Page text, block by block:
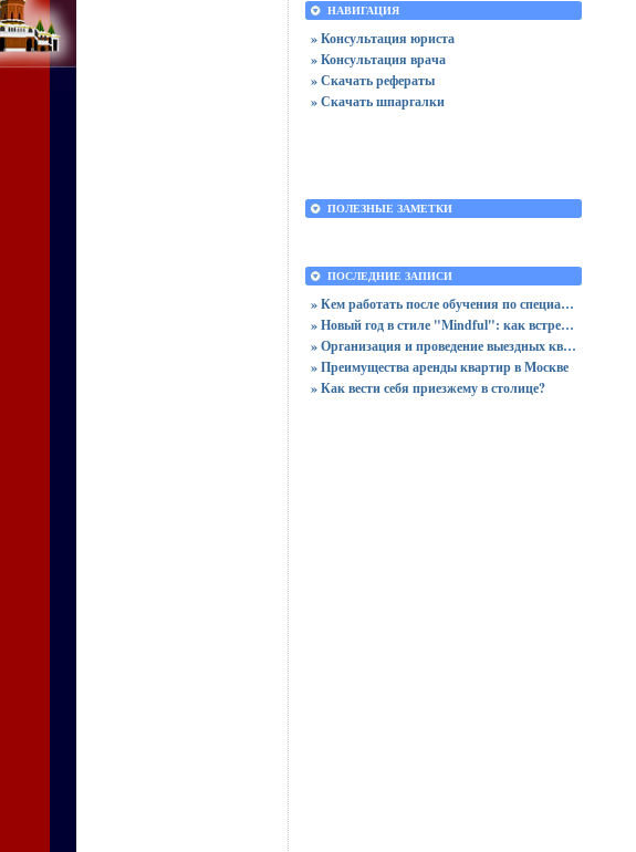
НАВИГАЦИЯ
» Консультация юриста
» Консультация врача
» Скачать рефераты
» Скачать шпаргалки
ПОЛЕЗНЫЕ ЗАМЕТКИ
ПОСЛЕДНИЕ ЗАПИСИ
» Кем работать после обучения по специальности «Логистика»
» Новый год в стиле "Mindful": как встретить праздник, оставшись в сознании
» Организация и проведение выездных квизов
» Преимущества аренды квартир в Москве
» Как вести себя приезжему в столице?